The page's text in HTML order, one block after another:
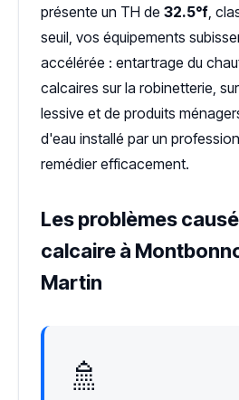
présente un TH de 32.5°f ,
seuil, vos équipements
accélérée : entartrage du
calcaires sur la robinetterie,
lessive et de produits
d'eau installé par un
remédier efficacement.
Les problèmes
calcaire à
Martin
🚿